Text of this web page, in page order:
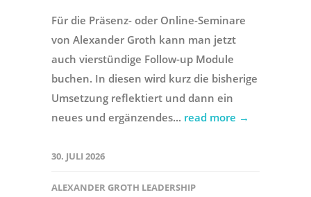
Für die Präsenz- oder Online-Seminare
von Alexander Groth kann man jetzt
auch vierstündige Follow-up Module
buchen. In diesen wird kurz die bisherige
Umsetzung reflektiert und dann ein
neues und ergänzendes... read more →
30. JULI 2026
ALEXANDER GROTH LEADERSHIP